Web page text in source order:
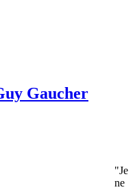
Gaucher
"Je
ne